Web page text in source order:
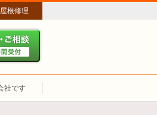
屋根修理
は、お電話でのご相談も大歓迎！匿名での
休、土日祝も営業しています。
社です